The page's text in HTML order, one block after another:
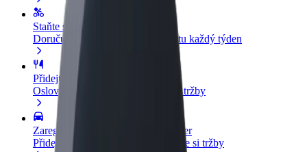
Staňte se kurýrem
Doručujte jídlo a dostávejte výplatu každý týden
Přidejte restauraci nebo obchod
Oslovte více zákazníků a zvyšte si tržby
Zaregistrujte se jako flotilový partner
Přidejte svou flotilu k Boltu a zvyšte si tržby